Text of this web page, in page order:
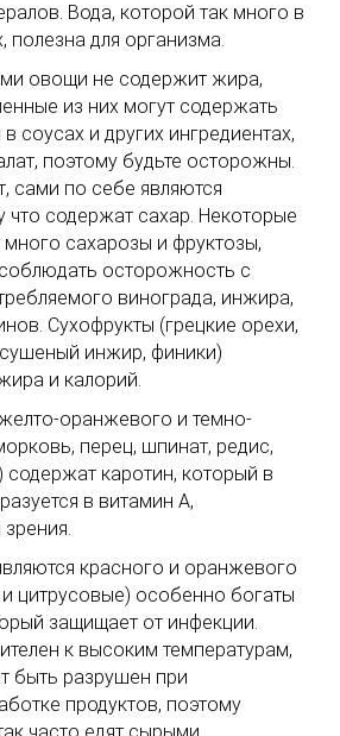
Вода, которой так много в
полезна для организма.
овощи не содержит жира,
из них могут содержать
соусах и других ингредиентах,
поэтому будьте осторожны.
сами по себе являются
что содержат сахар. Некоторые
сахарозы и фруктозы,
осторожность с
винограда, инжира,
Сухофрукты (грецкие орехи,
инжир, финики)
и калорий.
оранжевого и темно-
перец, шпинат, редис,
каротин, который в
в витамин А,
красного и оранжевого
цитрусовые) особенно богаты
защищает от инфекции.
к высоким температурам,
быть разрушен при
продуктов, поэтому